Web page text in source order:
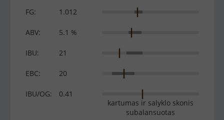
FG: 1.012
ABV: 5.1 %
IBU: 21
EBC: 20
IBU/OG:
0.41
kartumas ir salyklo skonis
subalansuotas